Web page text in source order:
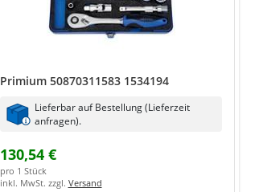
Primium 50870311583 1534194
Lieferbar auf Bestellung (Lieferzeit
anfragen).
130,54 €
pro 1 Stück
inkl. MwSt. zzgl. Versand